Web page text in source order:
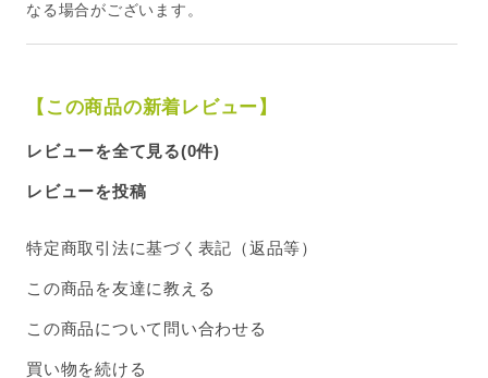
なる場合がございます。
【この商品の新着レビュー】
レビューを全て見る(0件)
レビューを投稿
特定商取引法に基づく表記（返品等）
この商品を友達に教える
この商品について問い合わせる
買い物を続ける